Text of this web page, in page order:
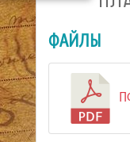
ФАЙЛЫ